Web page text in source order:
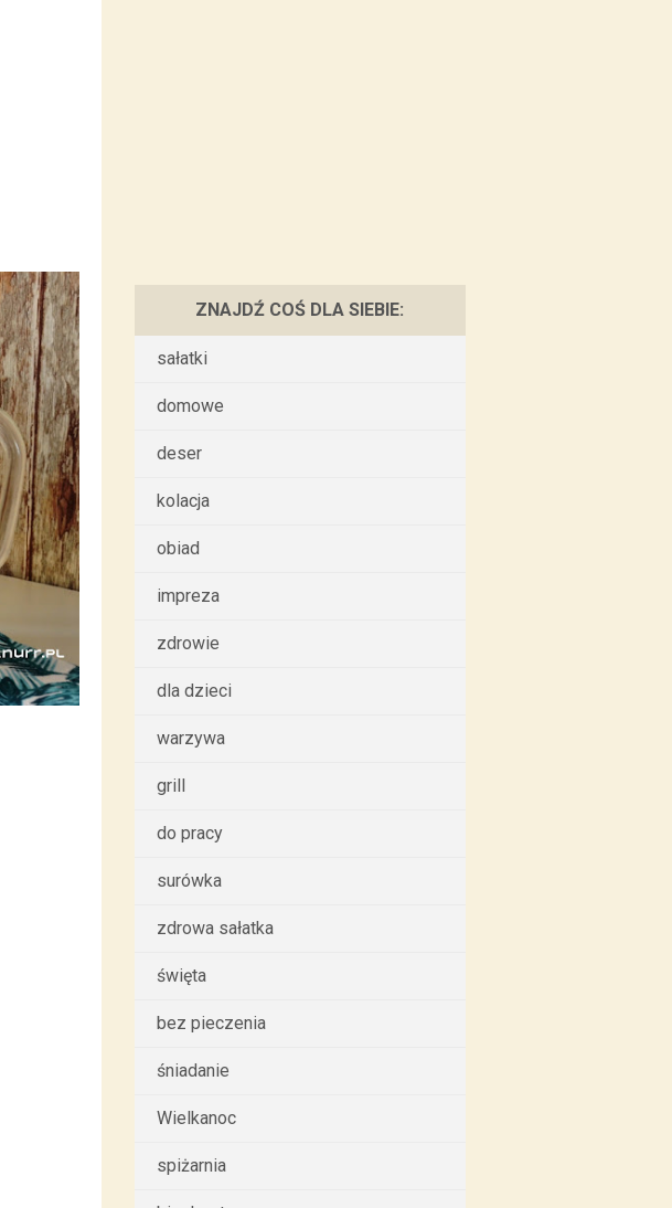
ZNAJDŹ COŚ DLA SIEBIE:
sałatki
domowe
deser
kolacja
obiad
impreza
zdrowie
dla dzieci
warzywa
grill
do pracy
surówka
zdrowa sałatka
święta
bez pieczenia
śniadanie
Wielkanoc
spiżarnia